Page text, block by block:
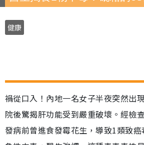
健康
禍從口入！內地一名女子半夜突然出
院後驚揭肝功能受到嚴重破壞。經檢
發病前曾進食發霉花生，導致1類致